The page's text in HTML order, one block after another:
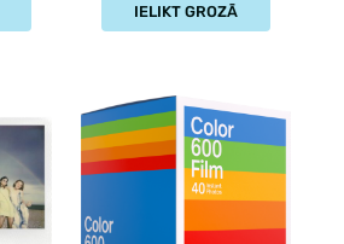
IELIKT GROZĀ